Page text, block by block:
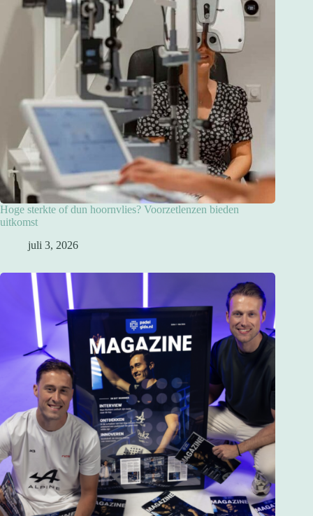
Hoge sterkte of dun hoornvlies? Voorzetlenzen bieden
uitkomst
juli 3, 2026